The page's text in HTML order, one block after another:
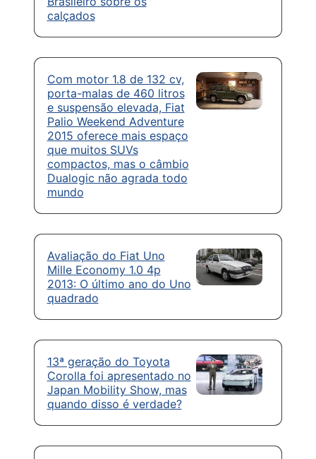
calçados
Com motor 1.8 de 132 cv,
porta-malas de 460 litros
e suspensão elevada, Fiat
Palio Weekend Adventure
2015 oferece mais espaço
que muitos SUVs
compactos, mas o câmbio
Dualogic não agrada todo
mundo
Avaliação do Fiat Uno
Mille Economy 1.0 4p
2013: O último ano do Uno
quadrado
13ª geração do Toyota
Corolla foi apresentado no
Japan Mobility Show, mas
quando disso é verdade?